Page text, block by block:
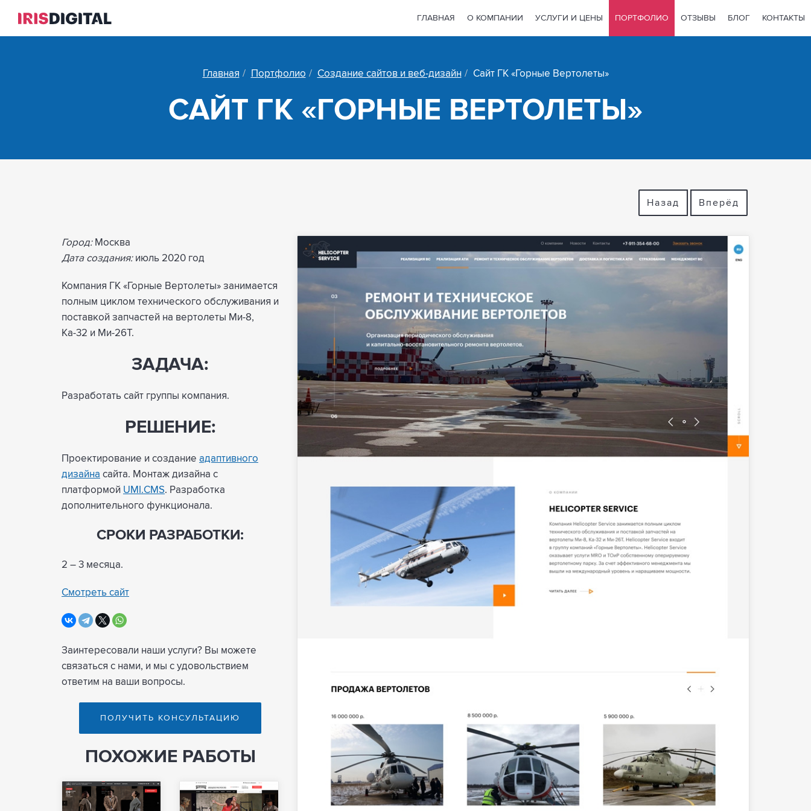
ГЛАВНАЯ О КОМПАНИИ УСЛУГИ И ЦЕНЫ ПОРТФОЛИО ОТЗЫВЫ БЛОГ КОНТАКТЫ
Главная Портфолио Создание сайтов и веб-дизайн Сайт ГК «Горные Вертолеты»
САЙТ ГК «ГОРНЫЕ ВЕРТОЛЕТЫ»
Назад Вперёд
Город:Москва
Дата создания:июль 2020 год
Компания ГК «Горные Вертолеты» занимается
полным циклом технического обслуживания и
поставкой запчастей на вертолеты Ми-8,
Ка-32 и Ми-26Т.
ЗАДАЧА:
Разработать сайт группы компания.
РЕШЕНИЕ:
Проектирование и создание адаптивного
дизайна сайта. Монтаж дизайна с
платформой UMI.CMS. Разработка
дополнительного функционала.
СРОКИ РАЗРАБОТКИ:
2 – 3 месяца.
Смотреть сайт
Заинтересовали наши услуги? Вы можете
связаться с нами, и мы с удовольствием
ответим на ваши вопросы.
ПОЛУЧИТЬ КОНСУЛЬТАЦИЮ
ПОХОЖИЕ РАБОТЫ